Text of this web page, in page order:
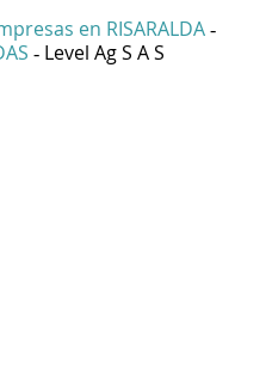
en RISARALDA -
- Level Ag S A S